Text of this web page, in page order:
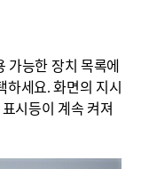
가능한 장치 목록에
세요. 화면의 지시
시등이 계속 켜져